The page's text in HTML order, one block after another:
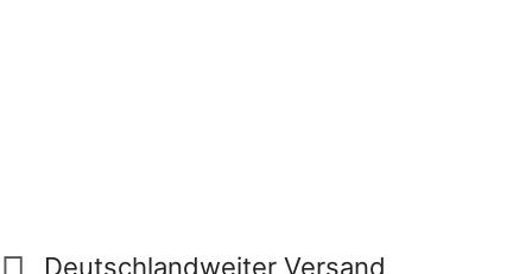
Deutschlandweiter Versand